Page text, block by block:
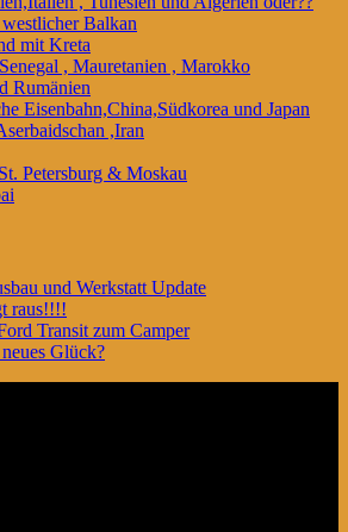
Balkan
mit Kreta
, Mauretanien , Marokko
Rumänien
Eisenbahn,China,Südkorea und Japan
,Iran
Petersburg & Moskau
und Werkstatt Update
raus!!!!
Transit zum Camper
Glück?